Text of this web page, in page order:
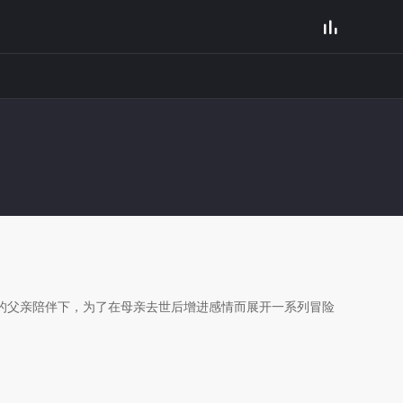

亲陪伴下，为了在母亲去世后增进感情而展开一系列冒险